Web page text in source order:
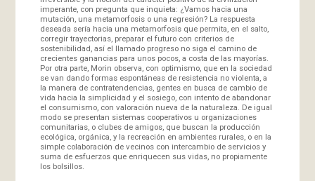
imperante, con pregunta que inquieta: ¿Vamos hacia una
mutación, una metamorfosis o una regresión? La respuesta
deseada sería hacia una metamorfosis que permita, en el salto,
corregir trayectorias, preparar el futuro con criterios de
sostenibilidad, así el llamado progreso no siga el camino de
crecientes ganancias para unos pocos, a costa de las mayorías.
Por otra parte, Morin observa, con optimismo, que en la sociedad
se van dando formas espontáneas de resistencia no violenta, a
la manera de contratendencias, gentes en busca de cambio de
vida hacia la simplicidad y el sosiego, con intento de abandonar
el consumismo, con valoración nueva de la naturaleza. De igual
modo se presentan sistemas cooperativos u organizaciones
comunitarias, o clubes de amigos, que buscan la producción
ecológica, orgánica, y la recreación en ambientes rurales, o en la
simple colaboración de vecinos con intercambio de servicios y
suma de esfuerzos que enriquecen sus vidas, no propiamente
los bolsillos.